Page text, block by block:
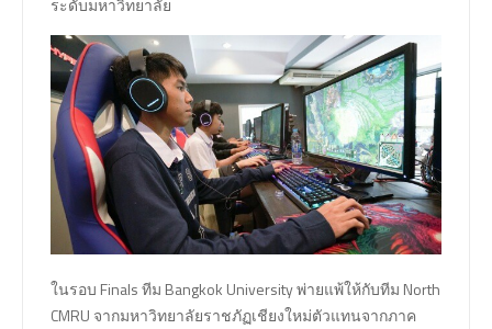
ระดับมหาวิทยาลัย
ในรอบ Finals ทีม Bangkok University พ่ายแพ้ให้กับทีม North
CMRU จากมหาวิทยาลัยราชภัฏเชียงใหม่ตัวแทนจากภาค